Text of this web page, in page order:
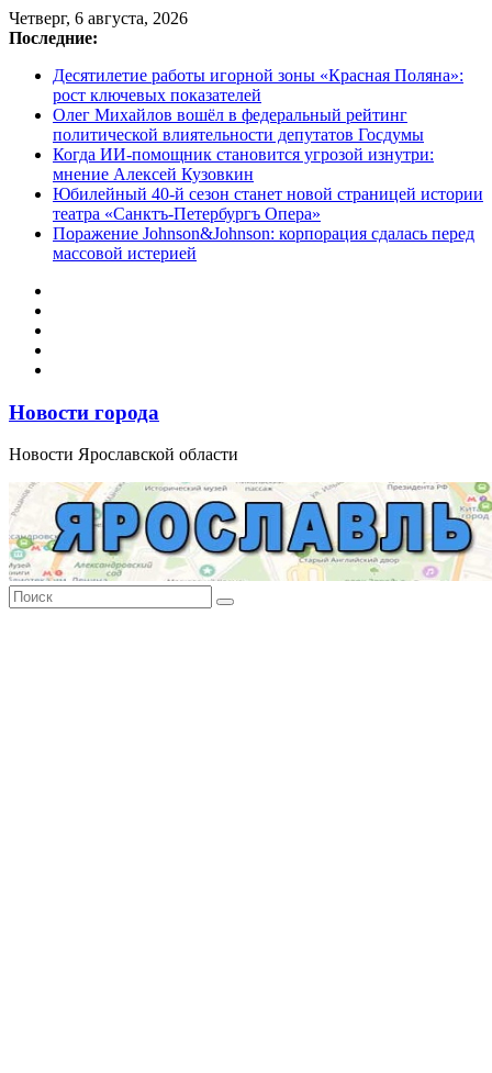
Перейти
к
Четверг, 6 августа, 2026
Последние:
Десятилетие работы игорной зоны «Красная Поляна»:
рост ключевых показателей
Олег Михайлов вошёл в федеральный рейтинг
политической влиятельности депутатов Госдумы
Когда ИИ-помощник становится угрозой изнутри:
мнение Алексей Кузовкин
Юбилейный 40-й сезон станет новой страницей истории
театра «Санктъ-Петербургъ Опера»
Поражение Johnson&Johnson: корпорация сдалась перед
массовой истерией
Новости города
Новости Ярославской области